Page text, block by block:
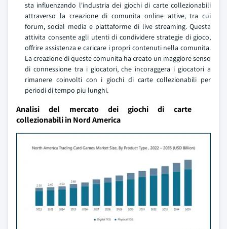
sta influenzando l'industria dei giochi di carte collezionabili
attraverso la creazione di comunita online attive, tra cui
forum, social media e piattaforme di live streaming. Questa
attivita consente agli utenti di condividere strategie di gioco,
offrire assistenza e caricare i propri contenuti nella comunita.
La creazione di queste comunita ha creato un maggiore senso
di connessione tra i giocatori, che incoraggera i giocatori a
rimanere coinvolti con i giochi di carte collezionabili per
periodi di tempo piu lunghi.
Analisi del mercato dei giochi di carte
collezionabili in Nord America